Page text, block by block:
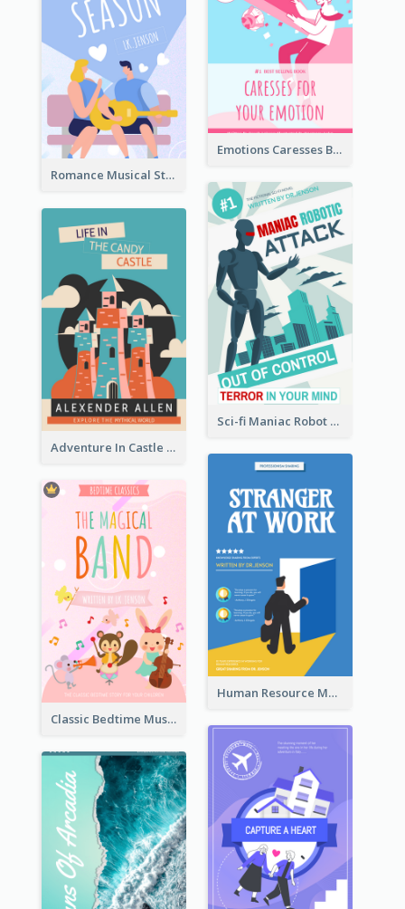
Emotions Caresses Book Cover
Romance Musical Story Book Cover
Sci-fi Maniac Robot Book Cover
Adventure In Castle Book Cover
Human Resource Management Book Cover
Classic Bedtime Musical Story Book Cover